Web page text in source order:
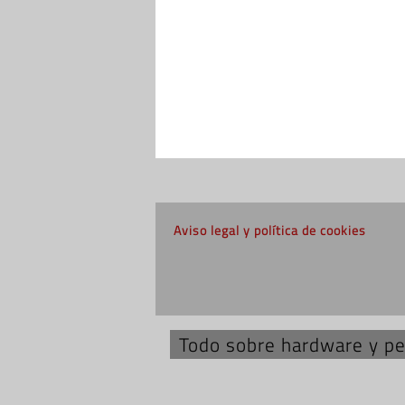
Aviso legal y política de cookies
Todo sobre hardware y